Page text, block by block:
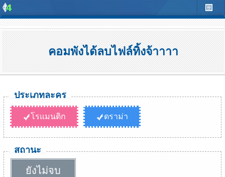
คอมพังได้ลบไฟล์ทิ้งจ้าาาา
ประเภทละคร
โรแมนติก ดราม่า
สถานะ
ยังไม่จบ